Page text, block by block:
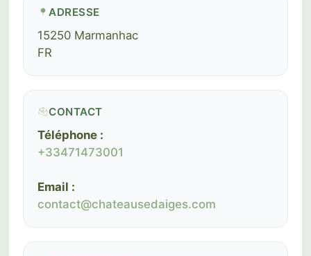
ADRESSE
15250 Marmanhac
FR
CONTACT
Téléphone :
+33471473001
Email :
contact@chateausedaiges.com